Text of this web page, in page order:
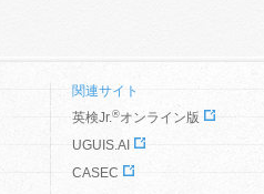
関連サイト
英検Jr.®オンライン版
UGUIS.AI
CASEC